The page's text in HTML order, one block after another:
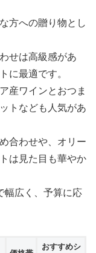
方への贈り物とし
せは高級感があ
に最適です。
産ワインとおつま
トなども人気があ
合わせや、オリー
は見た目も華やか
幅広く、予算に応
おすすめシ